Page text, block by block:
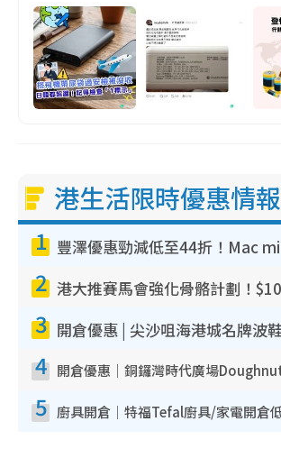
港生活限時優惠情報
1
2
3
4
5